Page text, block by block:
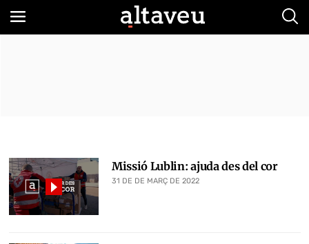
Missió Lublin: ajuda des del cor
31 DE DE MARÇ DE 2022